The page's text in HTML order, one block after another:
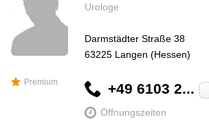
Premium
Urologe
Darmstädter Straße 38
63225 Langen (Hessen)
+49 6103 2...
Öffnungszeiten